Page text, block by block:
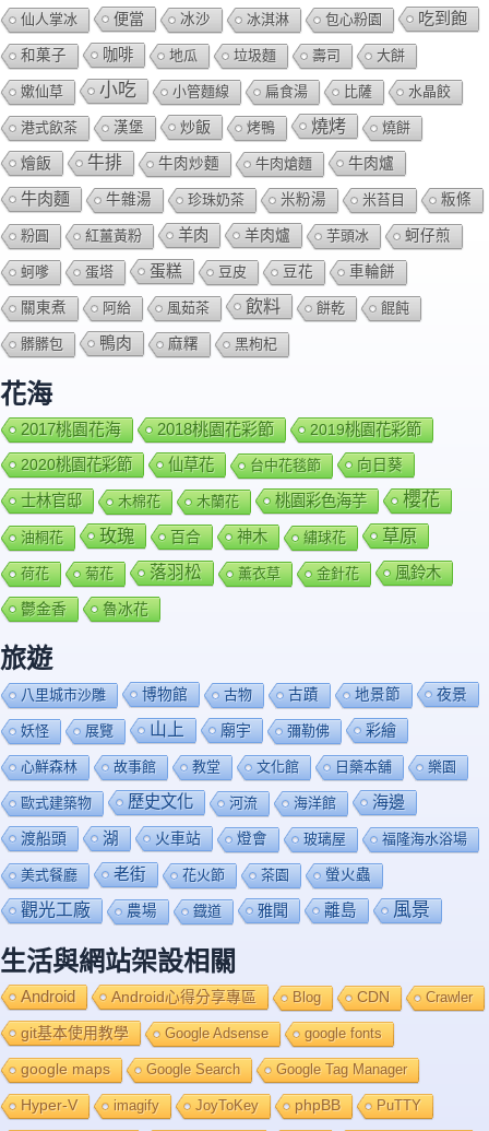
仙人掌冰 便當 冰沙 冰淇淋 包心粉園 吃到飽
和菓子 咖啡 地瓜 垃圾麵 壽司 大餅
嫰仙草 小吃 小管麵線 扁食湯 比薩 水晶餃
港式飲茶 漢堡 炒飯 烤鴨 燒烤 燒餅
燴飯 牛排 牛肉炒麵 牛肉熗麵 牛肉爐
牛肉麵 牛雜湯 珍珠奶茶 米粉湯 米苔目 粄條
粉圓 紅薑黃粉 羊肉 羊肉爐 芋頭冰 蚵仔煎
蚵嗲 蛋塔 蛋糕 豆皮 豆花 車輪餅
關東煮 阿給 風茹茶 飲料 餅乾 餛飩
髒髒包 鴨肉 麻糬 黑枸杞
花海
2017桃園花海 2018桃園花彩節
2019桃園花彩節
2020桃園花彩節
仙草花 台中花毯節 向日葵
士林官邸 木棉花 木蘭花 桃園彩色海芋 櫻花
油桐花 玫瑰 百合 神木 繡球花 草原
荷花 菊花 落羽松 薰衣草 金針花 風鈴木
鬱金香 魯冰花
旅遊
八里城市沙雕 博物館 古物 古蹟 地景節 夜景
妖怪 展覽 山上 廟宇 彌勒佛 彩繪
心鮮森林 故事館 教堂 文化館 日藥本舖 樂園
歐式建築物 歷史文化 河流 海洋館 海邊
渡船頭 湖 火車站 燈會 玻璃屋 福隆海水浴場
美式餐廳 老街 花火節 茶園 螢火蟲
觀光工廠 農場 鐡道 雅聞 離島 風景
生活與網站架設相關
Android Android心得分享專區 Blog CDN Crawler
git基本使用教學 Google Adsense google fonts
google maps Google Search Google Tag Manager
Hyper-V imagify JoyToKey phpBB PuTTY